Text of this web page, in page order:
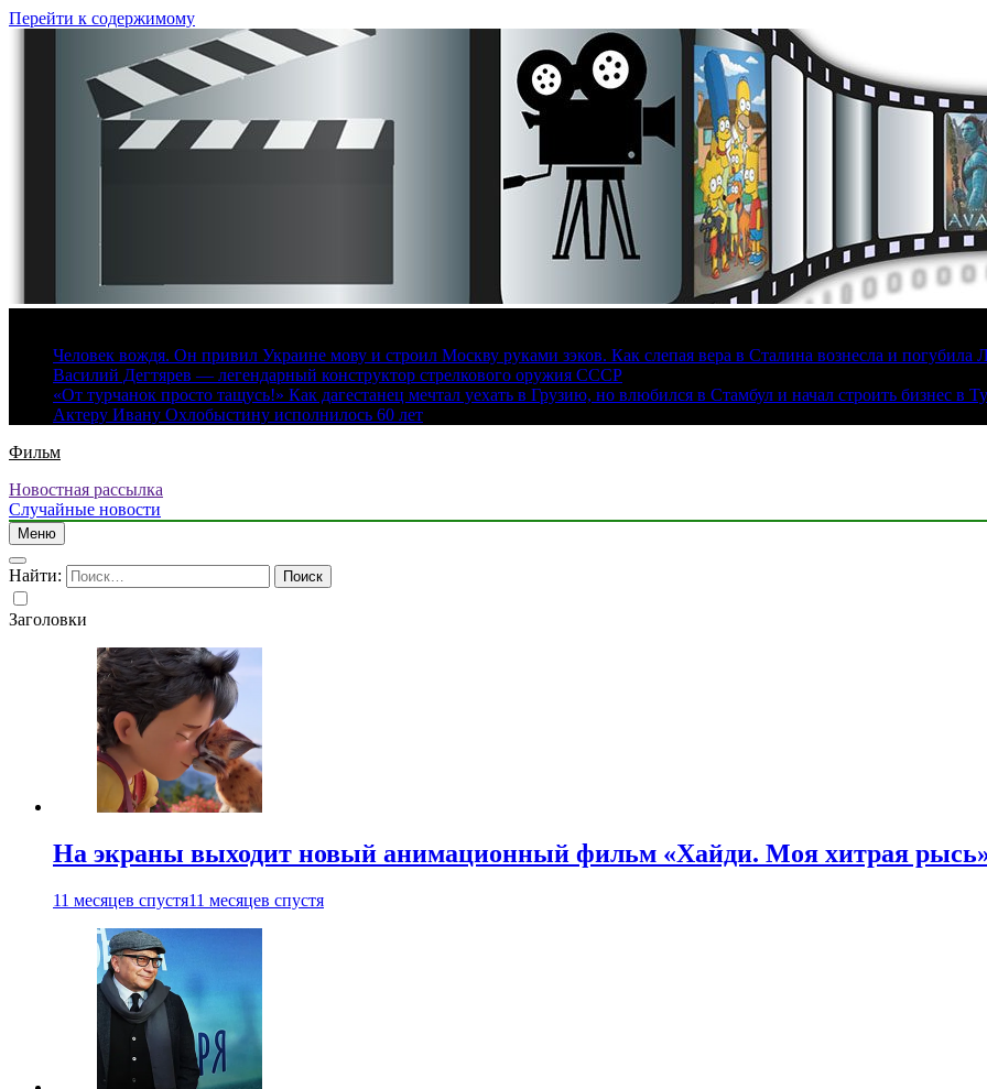
Перейти к содержимому
Человек вождя. Он привил Украине мову и строил Москву руками зэков. Как слепая вера в Сталина вознесла и погубила
Василий Дегтярев — легендарный конструктор стрелкового оружия СССР
«От турчанок просто тащусь!» Как дагестанец мечтал уехать в Грузию, но влюбился в Стамбул и начал строить бизнес в
Актеру Ивану Охлобыстину исполнилось 60 лет
Фильм
Новостная рассылка
Случайные новости
Меню
Найти:
Заголовки
На экраны выходит новый анимационный фильм «Хайди. Моя хитрая
11 месяцев спустя11 месяцев спустя